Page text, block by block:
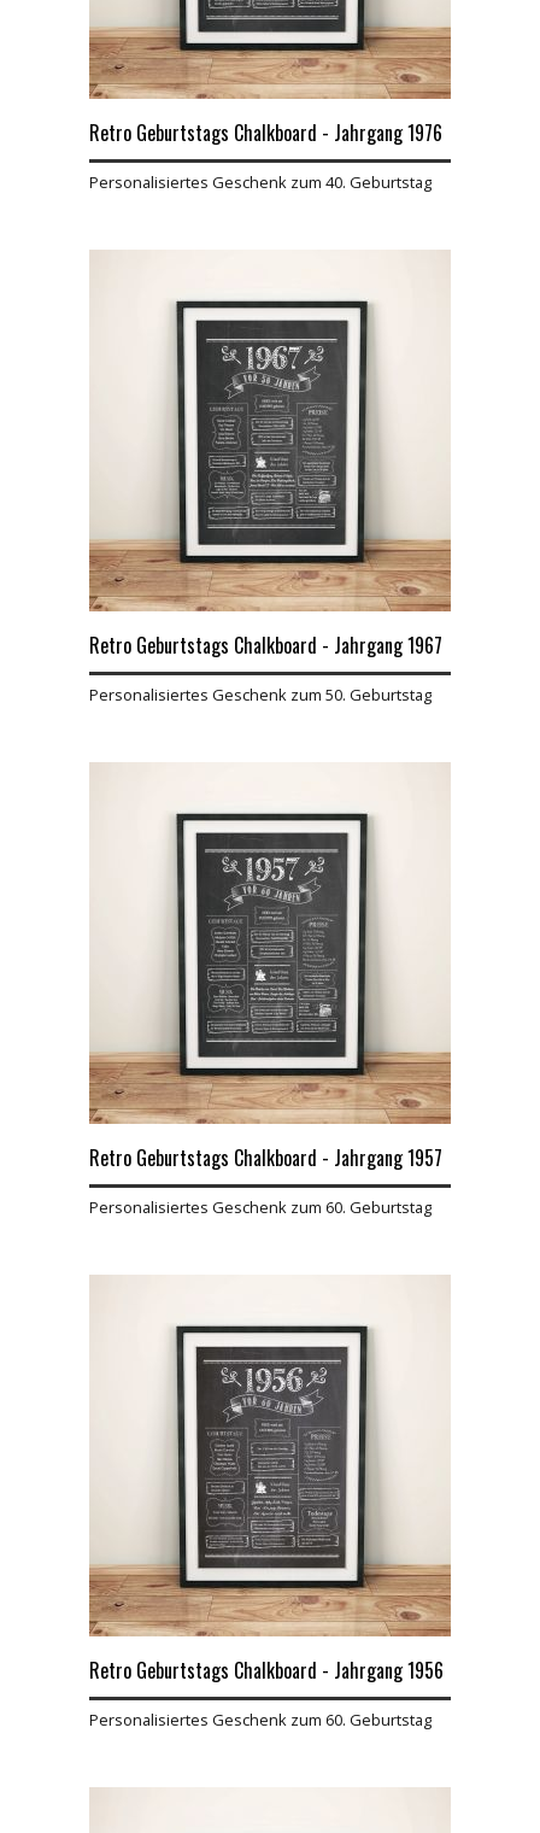
Retro Geburtstags Chalkboard - Jahrgang 1976
Personalisiertes Geschenk zum 40. Geburtstag
Retro Geburtstags Chalkboard - Jahrgang 1967
Personalisiertes Geschenk zum 50. Geburtstag
Retro Geburtstags Chalkboard - Jahrgang 1957
Personalisiertes Geschenk zum 60. Geburtstag
Retro Geburtstags Chalkboard - Jahrgang 1956
Personalisiertes Geschenk zum 60. Geburtstag